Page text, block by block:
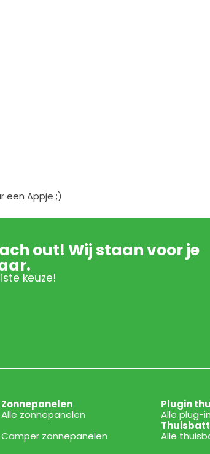
een Appje ;)
out! Wij staan voor je
keuze!
Zonnepanelen
Alle zonnepanelen
Camper zonnepanelen
Plugin
Alle plug-
Alle